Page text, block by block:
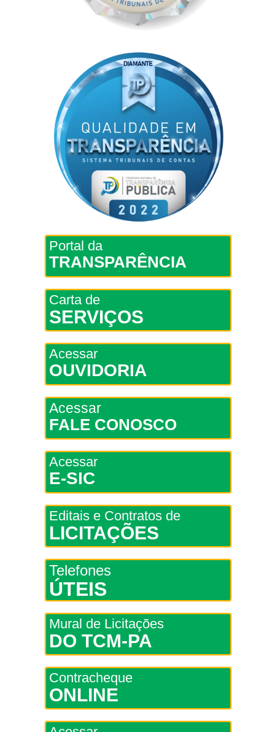
Portal da
TRANSPARÊNCIA
Carta de
SERVIÇOS
Acessar
OUVIDORIA
Acessar
FALE CONOSCO
Acessar
E-SIC
Editais e Contratos de
LICITAÇÕES
Telefones
ÚTEIS
Mural de Licitações
DO TCM-PA
Contracheque
ONLINE